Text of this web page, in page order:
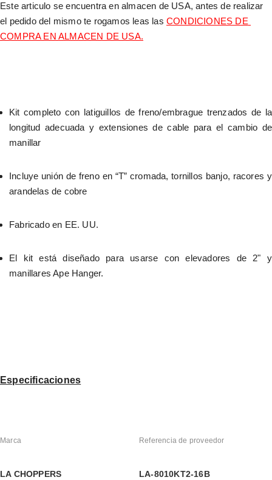
Este articulo se encuentra en almacen de USA, antes de realizar
el pedido del mismo te rogamos leas las CONDICIONES DE
COMPRA EN ALMACEN DE USA.
Kit completo con latiguillos de freno/embrague trenzados de la
longitud adecuada y extensiones de cable para el cambio de
manillar
Incluye unión de freno en “T” cromada, tornillos banjo, racores y
arandelas de cobre
Fabricado en EE. UU.
El kit está diseñado para usarse con elevadores de 2" y
manillares Ape Hanger.
Especificaciones
Marca
LA CHOPPERS
Referencia de proveedor
LA-8010KT2-16B